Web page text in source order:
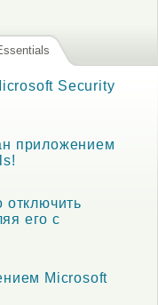
Security
приложением
отключить
его с
Microsoft